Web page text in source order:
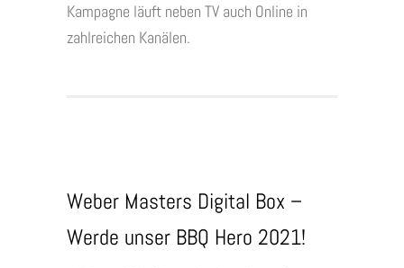
Kampagne läuft neben TV auch Online in
zahlreichen Kanälen.
Weber Masters Digital Box –
Werde unser BBQ Hero 2021!